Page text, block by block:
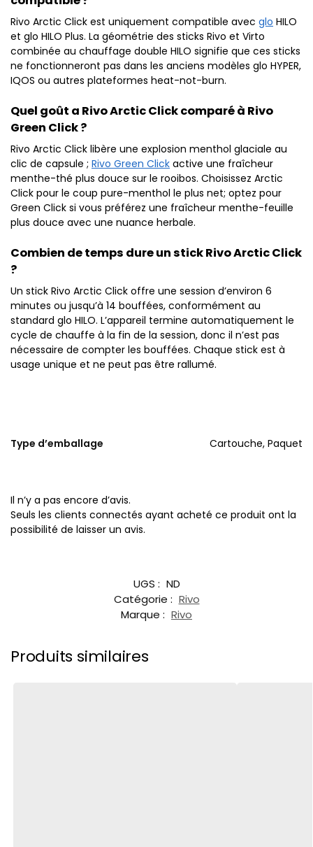
Rivo Arctic Click est uniquement compatible avec glo HILO
et glo HILO Plus. La géométrie des sticks Rivo et Virto
combinée au chauffage double HILO signifie que ces sticks
ne fonctionneront pas dans les anciens modèles glo HYPER,
IQOS ou autres plateformes heat-not-burn.
Quel goût a Rivo Arctic Click comparé à Rivo
Green Click ?
Rivo Arctic Click libère une explosion menthol glaciale au
clic de capsule ; Rivo Green Click active une fraîcheur
menthe-thé plus douce sur le rooibos. Choisissez Arctic
Click pour le coup pure-menthol le plus net; optez pour
Green Click si vous préférez une fraîcheur menthe-feuille
plus douce avec une nuance herbale.
Combien de temps dure un stick Rivo Arctic Click
?
Un stick Rivo Arctic Click offre une session d’environ 6
minutes ou jusqu’à 14 bouffées, conformément au
standard glo HILO. L’appareil termine automatiquement le
cycle de chauffe à la fin de la session, donc il n’est pas
nécessaire de compter les bouffées. Chaque stick est à
usage unique et ne peut pas être rallumé.
Type d’emballage Cartouche, Paquet
Il n’y a pas encore d’avis.
Seuls les clients connectés ayant acheté ce produit ont la
possibilité de laisser un avis.
UGS : ND
Catégorie : Rivo
Marque : Rivo
Produits similaires